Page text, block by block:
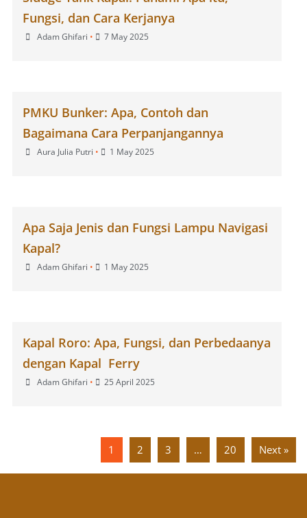
Fungsi, dan Cara Kerjanya
Adam Ghifari • 7 May 2025
PMKU Bunker: Apa, Contoh dan
Bagaimana Cara Perpanjangannya
Aura Julia Putri • 1 May 2025
Apa Saja Jenis dan Fungsi Lampu Navigasi
Kapal?
Adam Ghifari • 1 May 2025
Kapal Roro: Apa, Fungsi, dan Perbedaanya
dengan Kapal Ferry
Adam Ghifari • 25 April 2025
1 2 3 … 20 Next »